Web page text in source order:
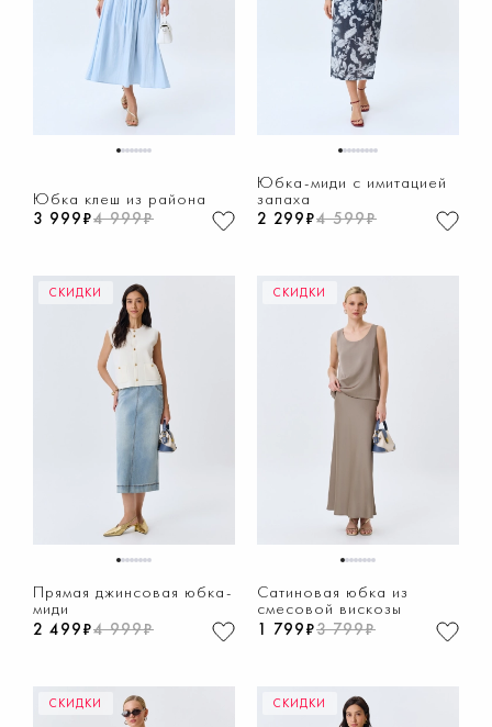
12345678
Юбка клеш из района
3 999₽4 999₽
123456789
Юбка-миди с имитацией
запаха
2 299₽4 599₽
СКИДКИ
12345678
Прямая джинсовая юбка-
миди
2 499₽4 999₽
СКИДКИ
12345678
Сатиновая юбка из
смесовой вискозы
1 799₽3 799₽
СКИДКИ СКИДКИ